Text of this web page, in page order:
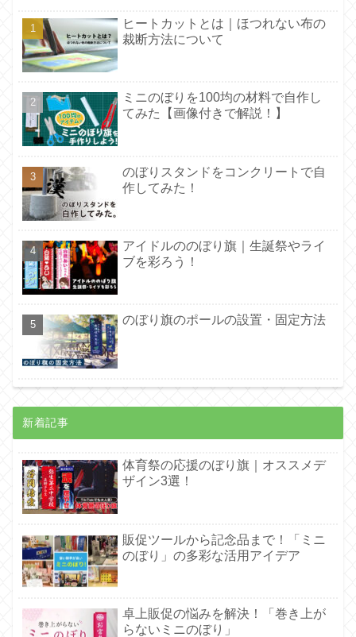
ヒートカットとは｜ほつれない布の
裁断方法について
ミニのぼりを100均の材料で自作し
てみた【画像付きで解説！】
のぼりスタンドをコンクリートで自
作してみた！
アイドルののぼり旗｜生誕祭やライ
ブを彩ろう！
のぼり旗のポールの設置・固定方法
新着記事
体育祭の応援のぼり旗｜オススメデ
ザイン3選！
販促ツールから記念品まで！「ミニ
のぼり」の多彩な活用アイデア
卓上販促の悩みを解決！「巻き上が
らないミニのぼり」